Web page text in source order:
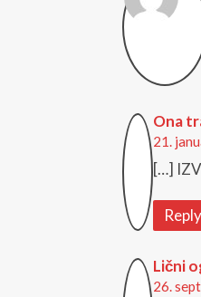
Ona
21.
[…]
Reply
Lični
26.